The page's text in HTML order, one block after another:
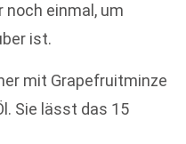
noch einmal, um
ist.
mit Grapefruitminze
Sie lässt das 15